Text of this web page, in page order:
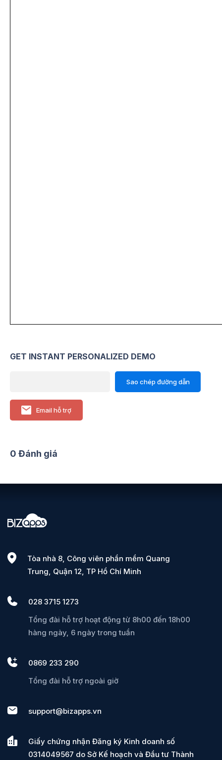
GET INSTANT PERSONALIZED DEMO
Sao chép đường dẫn
Email hỗ trợ
0 Đánh giá
Tòa nhà 8, Công viên phần mềm Quang
Trung, Quận 12, TP Hồ Chí Minh
028 3715 1273
Tổng đài hỗ trợ hoạt động từ 8h00 đến 18h00
hàng ngày, 6 ngày trong tuần
0869 233 290
Tổng đài hỗ trợ ngoài giờ
support@bizapps.vn
Giấy chứng nhận Đăng ký Kinh doanh số
0314049567 do Sở Kế hoạch và Đầu tư Thành